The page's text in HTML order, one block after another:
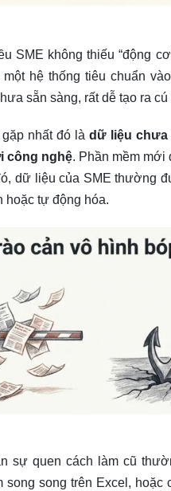
SME không thiếu “động
hệ thống tiêu chuẩn
sẵn sàng, rất dễ tạo ra cú
nhất đó là dữ liệu chưa
công nghệ. Phần mềm mới
dữ liệu của SME thường
hoặc tự động hóa.
sự quen cách làm cũ
song song trên Excel,